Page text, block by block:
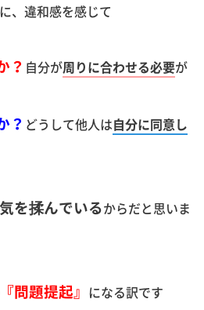
、違和感を感じて
？ 自分が周りに合わせる必要が
？ どうして他人は自分に同意し
気を揉んでいるからだと思いま
『問題提起』 になる訳です